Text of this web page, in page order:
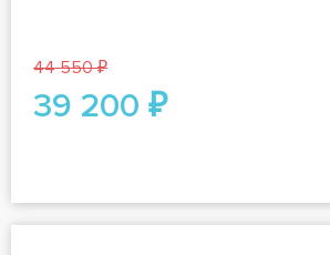
44 550 ₽
39 200 ₽